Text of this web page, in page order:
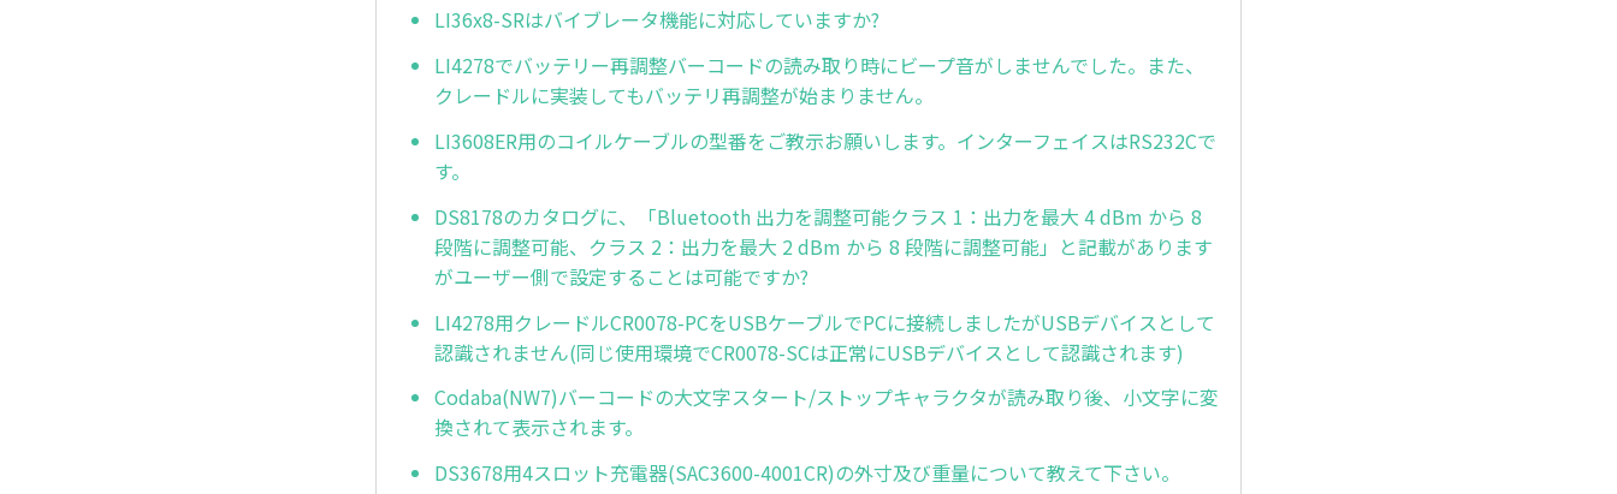
LI36x8-SRはバイブレータ機能に対応していますか?
LI4278でバッテリー再調整バーコードの読み取り時にビープ音がしませんでした。また、
クレードルに実装してもバッテリ再調整が始まりません。
LI3608ER用のコイルケーブルの型番をご教示お願いします。インターフェイスはRS232Cで
す。
DS8178のカタログに、「Bluetooth 出力を調整可能クラス 1：出力を最大 4 dBm から 8
段階に調整可能、クラス 2：出力を最大 2 dBm から 8 段階に調整可能」と記載があります
がユーザー側で設定することは可能ですか?
LI4278用クレードルCR0078-PCをUSBケーブルでPCに接続しましたがUSBデバイスとして
認識されません(同じ使用環境でCR0078-SCは正常にUSBデバイスとして認識されます)
Codaba(NW7)バーコードの大文字スタート/ストップキャラクタが読み取り後、小文字に変
換されて表示されます。
DS3678用4スロット充電器(SAC3600-4001CR)の外寸及び重量について教えて下さい。